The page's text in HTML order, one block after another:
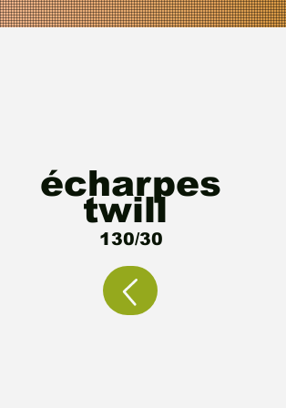
écharpes
twill
130/30